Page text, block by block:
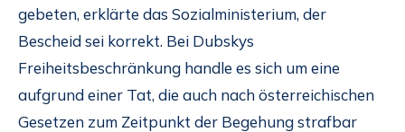
gebeten, erklärte das Sozialministerium, der
Bescheid sei korrekt. Bei Dubskys
Freiheitsbeschränkung handle es sich um eine
aufgrund einer Tat, die auch nach österreichischen
Gesetzen zum Zeitpunkt der Begehung strafbar